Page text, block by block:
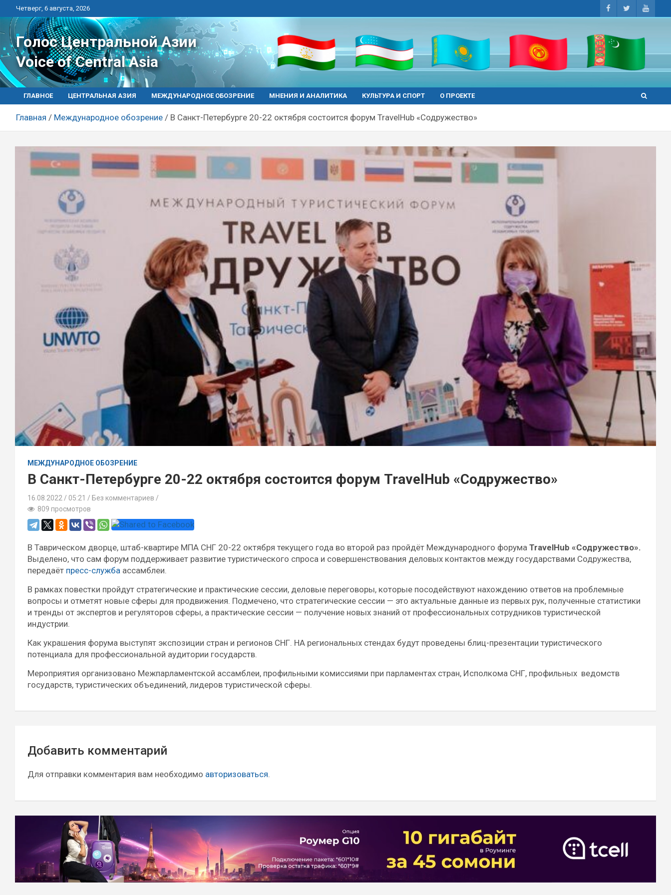
Перейти
к
контенту
Четверг, 6 августа, 2026
Голос Центральной Азии
Voice of Central Asia
ГЛАВНОЕ ЦЕНТРАЛЬНАЯ АЗИЯ МЕЖДУНАРОДНОЕ ОБОЗРЕНИЕ МНЕНИЯ И АНАЛИТИКА КУЛЬТУРА И СПОРТ О ПРОЕКТЕ
Главная Международное обозрение В Санкт-Петербурге 20-22 октября состоится форум TravelHub «Содружество»
МЕЖДУНАРОДНОЕ ОБОЗРЕНИЕ
В Санкт-Петербурге 20-22 октября состоится форум TravelHub «Содружество»
16.08.2022 05:21 / Без комментариев
809 просмотров
В Таврическом дворце, штаб-квартире МПА СНГ 20-22 октября текущего года во второй раз пройдёт Международного форума TravelHub «Содружество».
Выделено, что сам форум поддерживает развитие туристического спроса и совершенствования деловых контактов между государствами Содружества,
передаёт пресс-служба ассамблеи.
В рамках повестки пройдут стратегические и практические сессии, деловые переговоры, которые посодействуют нахождению ответов на проблемные
вопросы и отметят новые сферы для продвижения. Подмечено, что стратегические сессии — это актуальные данные из первых рук, полученные статистики
и тренды от экспертов и регуляторов сферы, а практические сессии — получение новых знаний от профессиональных сотрудников туристической
индустрии.
Как украшения форума выступят экспозиции стран и регионов СНГ. НА региональных стендах будут проведены блиц-презентации туристического
потенциала для профессиональной аудитории государств.
Мероприятия организовано Межпарламентской ассамблеи, профильными комиссиями при парламентах стран, Исполкома СНГ, профильных ведомств
государств, туристических объединений, лидеров туристической сферы.
по
записям
Добавить комментарий
Для отправки комментария вам необходимо авторизоваться.